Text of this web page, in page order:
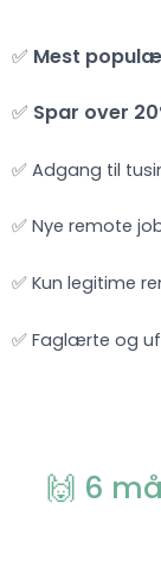
✅ Mest
✅ Spar over
✅ Adgang til
✅ Nye remote
✅ Kun legitime
✅ Faglærte og
🙌 6